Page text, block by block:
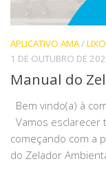
APLICATIVO AMA/LIXO
1 DE OUTUBRO DE
Manual do
Bem vindo(a) à
Vamos esclarecer
começando com a
do Zelador